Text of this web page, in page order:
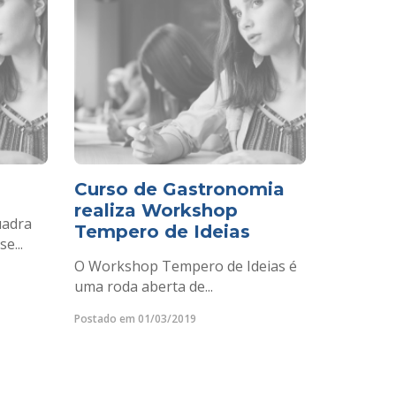
Curso de Gastronomia
realiza Workshop
Tempero de Ideias
O Workshop Tempero de Ideias é
uma roda aberta de...
Postado em 01/03/2019